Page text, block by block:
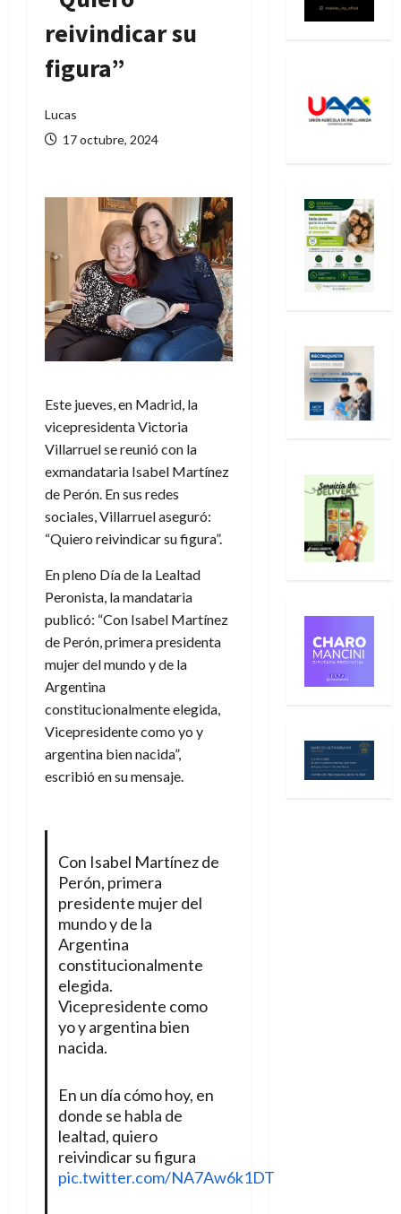
reivindicar su
figura”
Lucas
17 octubre, 2024
Este jueves, en Madrid, la
vicepresidenta Victoria
Villarruel se reunió con la
exmandataria Isabel Martínez
de Perón. En sus redes
sociales, Villarruel aseguró:
“Quiero reivindicar su figura”.
En pleno Día de la Lealtad
Peronista, la mandataria
publicó: “Con Isabel Martínez
de Perón, primera presidenta
mujer del mundo y de la
Argentina
constitucionalmente elegida,
Vicepresidente como yo y
argentina bien nacida”,
escribió en su mensaje.
Con Isabel Martínez de
Perón, primera
presidente mujer del
mundo y de la
Argentina
constitucionalmente
elegida.
Vicepresidente como
yo y argentina bien
nacida.
En un día cómo hoy, en
donde se habla de
lealtad, quiero
reivindicar su figura
pic.twitter.com/NA7Aw6k1DT